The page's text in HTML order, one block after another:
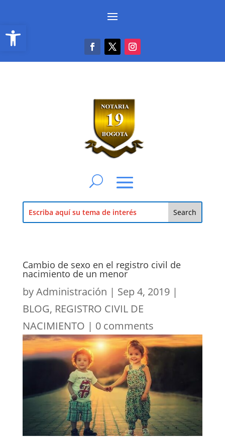
Abrir barra de herramientas
Cambio de sexo en el registro civil de
nacimiento de un menor
byAdministración | Sep 4, 2019|
BLOG, REGISTRO CIVIL DE
NACIMIENTO | 0 comments